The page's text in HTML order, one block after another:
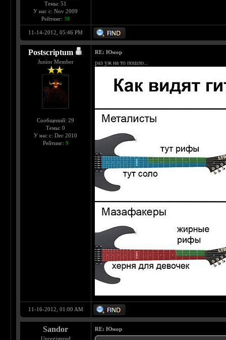
Темы: 51
У нас с: Nov 2009
Рейтинг: 38
11-14-2012, 05:46 PM
Postscriptum
Junior Member
Сообщений: 29
Темы: 0
У нас с: Dec 2010
Рейтинг: 9
RE: Юмор
раз уж на то пошло...
11-16-2012, 01:00 AM
Sandor
Unregistered
RE: Юмор